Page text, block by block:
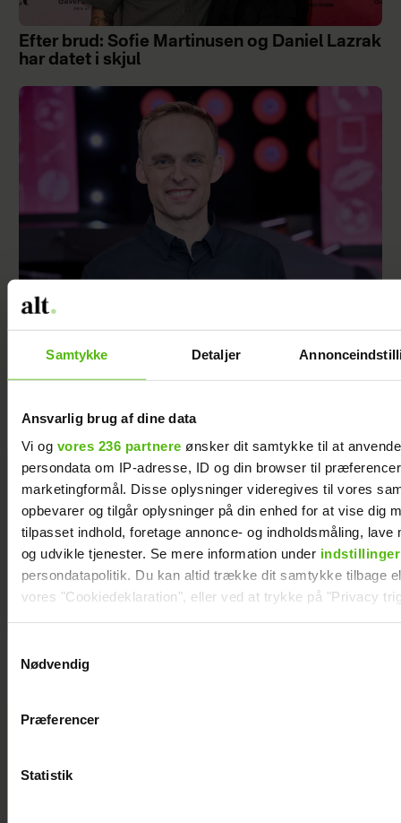
Samtykke Detaljer
Ansvarlig brug af dine data
Vi og vores 236 partnere ønsker dit samtykke til at
persondata om IP-adresse, ID og din browser til
marketingformål. Disse oplysninger videregives til vores
opbevarer og tilgår oplysninger på din enhed for at vise dig
tilpasset indhold, foretage annonce- og indholdsmåling, lave
og udvikle tjenester. Se mere information under indstillinger
persondatapolitik. Du kan altid trække dit samtykke tilbage
vores "Cookiedeklaration", eller ved at trykke på "Privacy
Vi anvender egne cookies og cookies fra tredjeparter til at
generere statistik og huske dine præferencer samt til brug
Nødvendig
Præferencer
Statistik
Efter brud: Sofie Martinusen og Daniel Lazrak
har datet i skjul
Mads Vad om at være far til to: Deler nyt
perspektiv på livet
Philip May på
Smukfest for
første gang:
"Jeg har
kæmpe
forventninger"